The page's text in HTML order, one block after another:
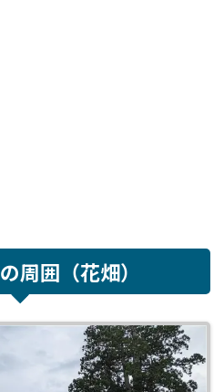
の周囲（花畑）